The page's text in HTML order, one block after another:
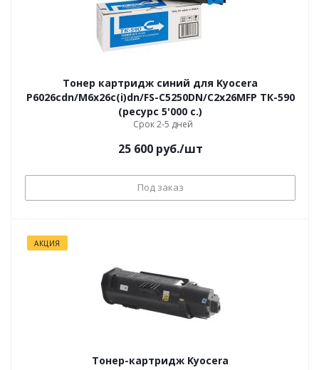
Тонер картридж синий для Kyocera
P6026cdn/M6x26c(i)dn/FS-C5250DN/C2x26MFP ТК-590
(ресурс 5'000 c.)
Срок 2-5 дней
25 600руб./шт
Под заказ
АКЦИЯ
Тонер-картридж Kyocera